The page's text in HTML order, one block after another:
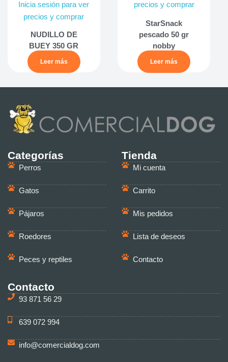
Inicia sesión para ver
precios y comprar
NUDILLO DE
BUEY 350 GR
Leer más
precios y comprar
StarSnack
pescado 50 gr
nobby
Leer más
Categorías
Perros
Gatos
Pájaros
Roedores
Peces y reptiles
Tienda
Mi cuenta
Carrito
Mis pedidos
Lista de deseos
Contacto
Contacto
93 871 56 29
639 072 994
info@comercialdog.com